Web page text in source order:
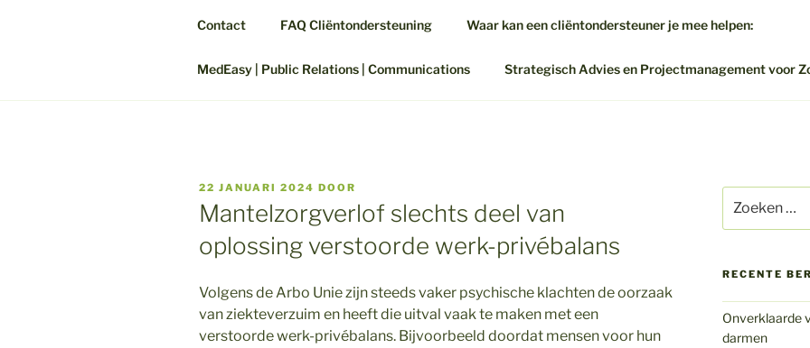
Contact FAQ Cliëntondersteuning Waar kan een cliëntondersteuner je mee helpen:
MedEasy | Public Relations | Communications Strategisch Advies en Projectmanagement voor
GEPLAATST
OP
22 JANUARI 2024 DOOR
Mantelzorgverlof slechts deel van
oplossing verstoorde werk-privébalans
Volgens de Arbo Unie zijn steeds vaker psychische klachten de oorzaak
van ziekteverzuim en heeft die uitval vaak te maken met een
verstoorde werk-privébalans. Bijvoorbeeld doordat mensen voor hun
naar:
RECENTE
Onverklaarde
darmen